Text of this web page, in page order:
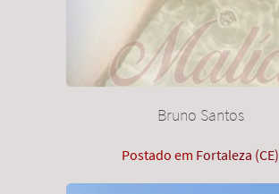
Bruno Santos
Postado em Fortaleza (CE)